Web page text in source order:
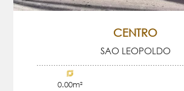
CENTRO
SAO LEOPOLDO
0.00m²